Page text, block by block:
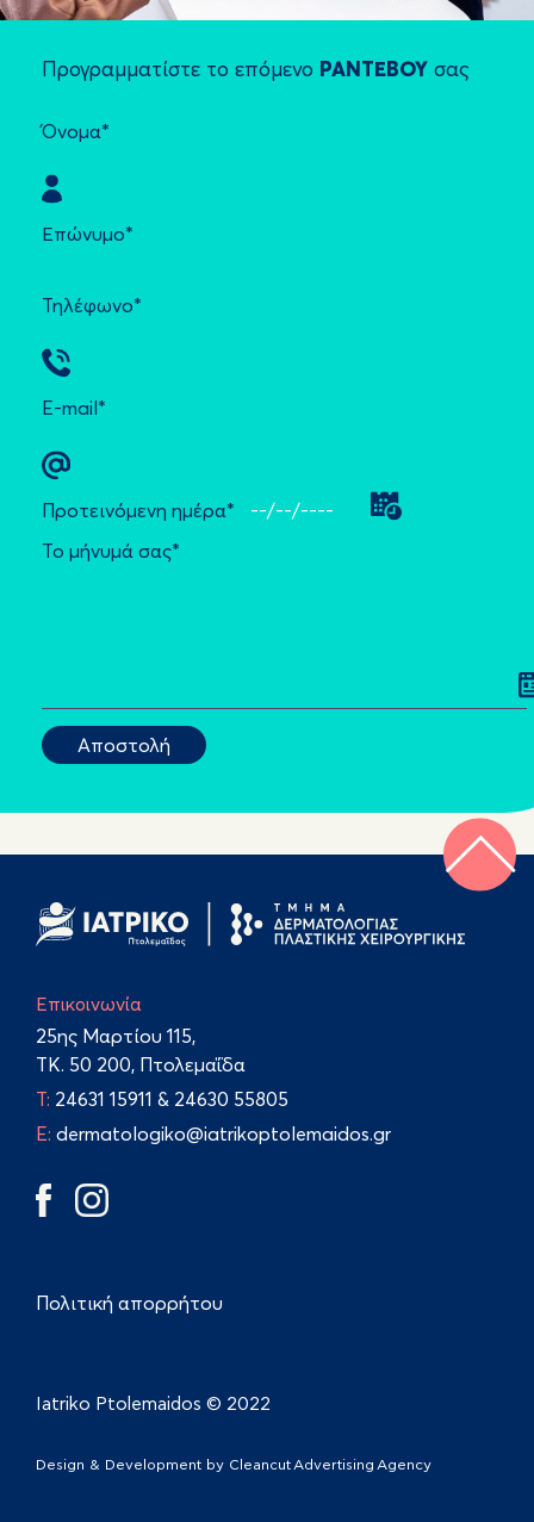
Προγραμματίστε το επόμενο ΡΑΝΤΕΒΟΥ σας
Όνομα*
Επώνυμο*
Τηλέφωνο*
E-mail*
Προτεινόμενη ημέρα*
Το μήνυμά σας*
Επικοινωνία
25ης Μαρτίου 115,
TK. 50 200, Πτολεμαΐδα
Τ: 24631 15911 & 24630 55805
E: dermatologiko@iatrikoptolemaidos.gr
Πολιτική απορρήτου
Iatriko Ptolemaidos © 2022
Design & Development by Cleancut Advertising Agency